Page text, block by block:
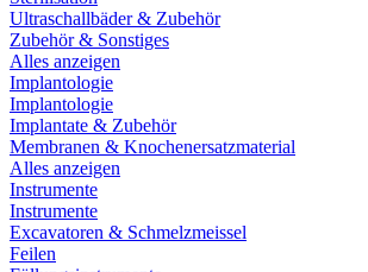
Ultraschallbäder & Zubehör
Zubehör & Sonstiges
Alles anzeigen
Implantologie
Implantologie
Implantate & Zubehör
Membranen & Knochenersatzmaterial
Alles anzeigen
Instrumente
Instrumente
Excavatoren & Schmelzmeissel
Feilen